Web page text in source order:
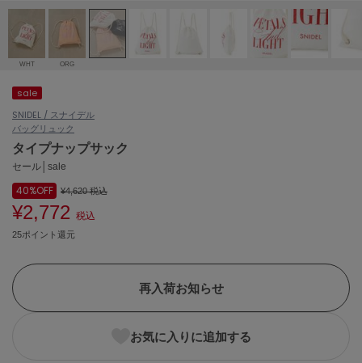
/ランジェリー (127)
(124)
アモマ
ánuans
ànuke
アンヌーク
ASICS
アシックス
Ballelite
バレリット
バンドリヤー
Barbour
バブアー
WHT ORG
sale
SNIDEL / スナイデル
バッグリュック
タイプナップサック
セール│sale
40%OFF ¥4,620税込
¥2,772 税込
25ポイント還元
再入荷お知らせ
お気に入りに追加する